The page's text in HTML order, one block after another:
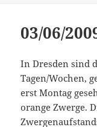
03/06/
In Dresden sind
Tagen/Wochen,
erst Montag
orange Zwerge.